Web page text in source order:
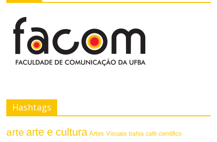
Hashtags
arte arte e cultura Artes Visuais bahia café científico